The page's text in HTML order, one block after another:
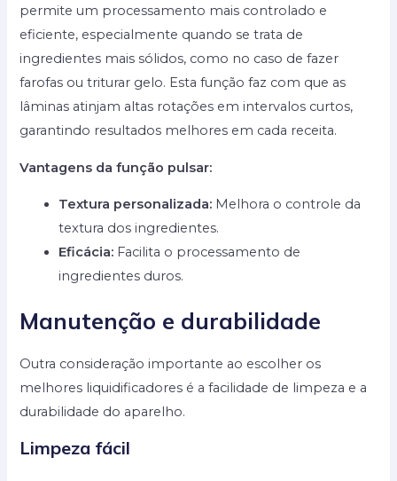
permite um processamento mais controlado e
eficiente, especialmente quando se trata de
ingredientes mais sólidos, como no caso de fazer
farofas ou triturar gelo. Esta função faz com que as
lâminas atinjam altas rotações em intervalos curtos,
garantindo resultados melhores em cada receita.
Vantagens da função pulsar:
Textura personalizada: Melhora o controle da
textura dos ingredientes.
Eficácia: Facilita o processamento de
ingredientes duros.
Manutenção e durabilidade
Outra consideração importante ao escolher os
melhores liquidificadores é a facilidade de limpeza e a
durabilidade do aparelho.
Limpeza fácil